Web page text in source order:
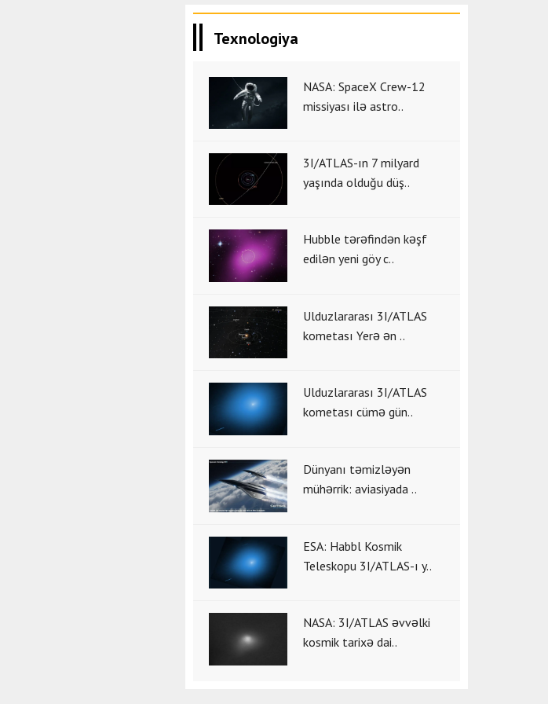
Texnologiya
NASA: SpaceX Crew-12
missiyası ilə astro..
3I/ATLAS-ın 7 milyard
yaşında olduğu düş..
Hubble tərəfindən kəşf
edilən yeni göy c..
Ulduzlararası 3I/ATLAS
kometası Yerə ən ..
Ulduzlararası 3I/ATLAS
kometası cümə gün..
Dünyanı təmizləyən
mühərrik: aviasiyada ..
ESA: Habbl Kosmik
Teleskopu 3I/ATLAS-ı y..
NASA: 3I/ATLAS əvvəlki
kosmik tarixə dai..